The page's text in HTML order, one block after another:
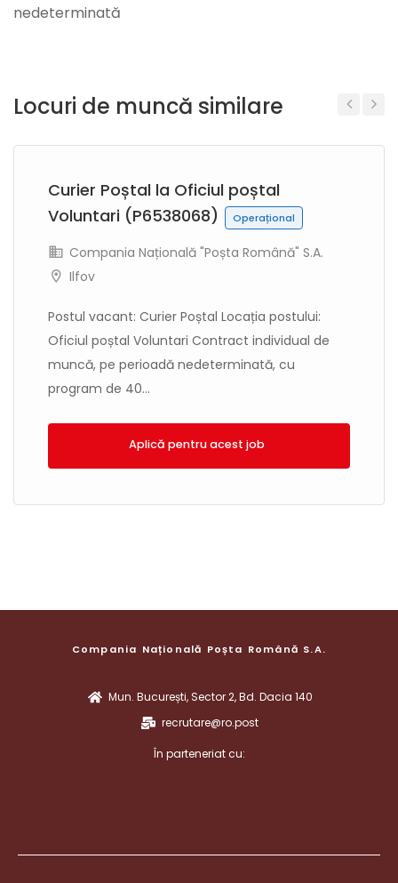
nedeterminată
Locuri de muncă similare
Curier Poștal la Oficiul poștal
Voluntari (P6538068)
Operațional
Compania Națională "Poșta Română" S.A.
Ilfov
Postul vacant: Curier Poștal Locația postului:
Oficiul poștal Voluntari Contract individual de
muncă, pe perioadă nedeterminată, cu
program de 40...
Compania Națională Poșta Română S.A.
Mun. București, Sector 2, Bd. Dacia 140
recrutare@ro.post
În parteneriat cu: